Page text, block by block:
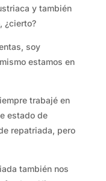
y también
¿cierto?
soy
estamos en
trabajé en
estado de
repatriada, pero
también nos